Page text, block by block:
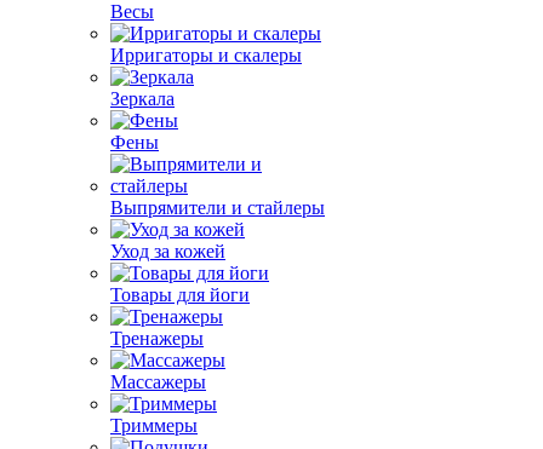
Весы
Ирригаторы и скалеры
Зеркала
Фены
Выпрямители и стайлеры
Уход за кожей
Товары для йоги
Тренажеры
Массажеры
Триммеры